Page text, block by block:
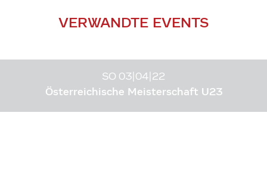
VERWANDTE EVENTS
SO 03|04|22
Österreichische Meisterschaft U23